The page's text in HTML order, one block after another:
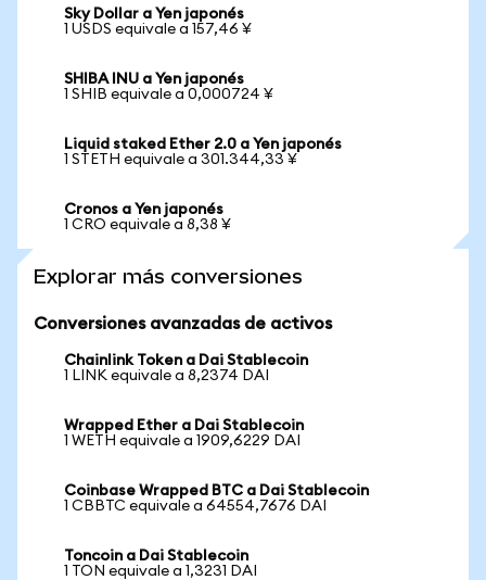
Sky Dollar a Yen japonés
1 USDS equivale a 157,46 ¥
SHIBA INU a Yen japonés
1 SHIB equivale a 0,000724 ¥
Liquid staked Ether 2.0 a Yen japonés
1 STETH equivale a 301.344,33 ¥
Cronos a Yen japonés
1 CRO equivale a 8,38 ¥
Explorar más conversiones
Conversiones avanzadas de activos
Chainlink Token a Dai Stablecoin
1 LINK equivale a 8,2374 DAI
Wrapped Ether a Dai Stablecoin
1 WETH equivale a 1909,6229 DAI
Coinbase Wrapped BTC a Dai Stablecoin
1 CBBTC equivale a 64554,7676 DAI
Toncoin a Dai Stablecoin
1 TON equivale a 1,3231 DAI